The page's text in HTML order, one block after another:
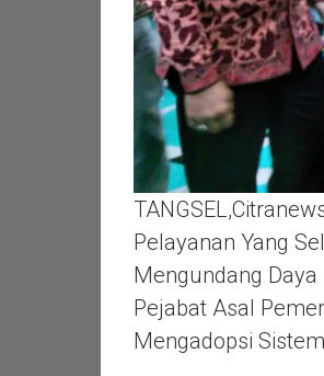
Pelayanan Yang
Mengundang
Pejabat Asal
Mengadopsi